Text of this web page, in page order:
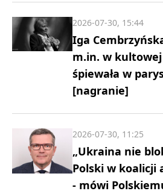
Iga
m.in. w
śpiewała w
[nagranie]
2026-07-30, 15:44
„Ukraina nie
Polski w koalicji
- mówi
2026-07-30, 11:25